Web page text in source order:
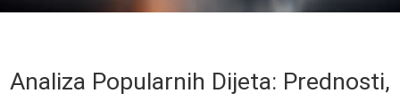
Analiza Popularnih Dijeta: Prednosti,